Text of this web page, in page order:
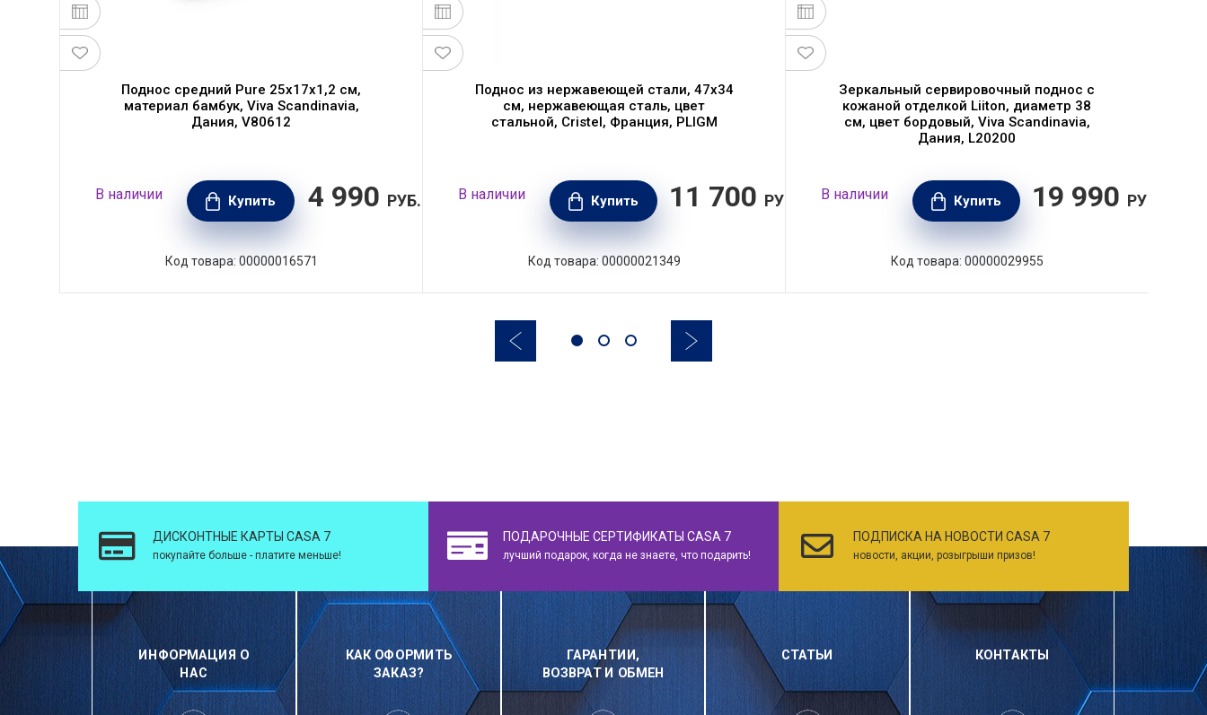
Поднос средний Pure 25х17х1,2 см,
материал бамбук, Viva Scandinavia,
Дания, V80612
В наличии Купить 4 990 РУБ.
Код товара: 00000016571
Поднос из нержавеющей стали, 47х34
см, нержавеющая сталь, цвет
стальной, Cristel, Франция, PLIGM
В наличии Купить 11 700 РУБ.
Код товара: 00000021349
Зеркальный сервировочный поднос с
кожаной отделкой Liiton, диаметр 38
см, цвет бордовый, Viva Scandinavia,
Дания, L20200
В наличии Купить 19 990 РУБ.
Код товара: 00000029955
ДИСКОНТНЫЕ КАРТЫ CASA 7
покупайте больше - платите меньше!
ПОДАРОЧНЫЕ СЕРТИФИКАТЫ CASA 7
лучший подарок, когда не знаете, что подарить!
ПОДПИСКА НА НОВОСТИ CASA 7
новости, акции, розыгрыши призов!
ИНФОРМАЦИЯ О
НАС
КАК ОФОРМИТЬ
ЗАКАЗ?
ГАРАНТИИ,
ВОЗВРАТ И ОБМЕН
СТАТЬИ КОНТАКТЫ